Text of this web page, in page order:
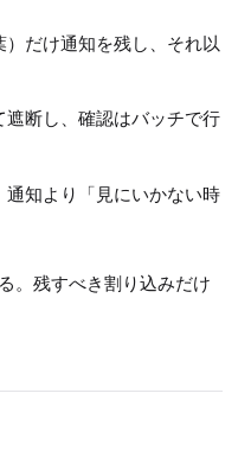
だけ通知を残し、それ以
断し、確認はバッチで行
知より「見にいかない時
。残すべき割り込みだけ